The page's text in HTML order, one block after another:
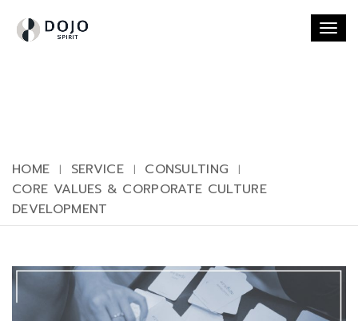
HOME SERVICE
CONSULTING
CORE VALUES & CORPORATE CULTURE
DEVELOPMENT